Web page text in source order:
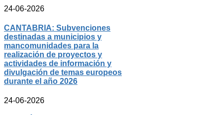
24-06-2026
CANTABRIA: Subvenciones
destinadas a municipios y
mancomunidades para la
realización de proyectos y
actividades de información y
divulgación de temas europeos
durante el año 2026
24-06-2026